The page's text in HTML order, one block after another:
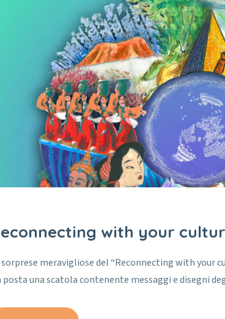
with your
sorprese meravigliose del “Reconnecting with your
posta una scatola contenente messaggi e disegni